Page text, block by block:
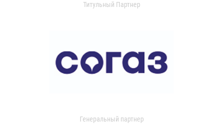
Титульный Партнер
Генеральный партнер